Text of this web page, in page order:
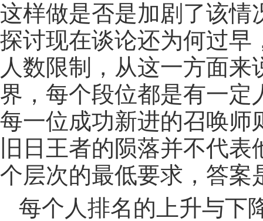
这样做是否是加剧了该情
探讨现在谈论还为何过
人数限制，从这一方面
界，每个段位都是有一定
每一位成功新进的召唤师
旧日王者的陨落并不代
个层次的最低要求，答案
每个人排名的上升与下